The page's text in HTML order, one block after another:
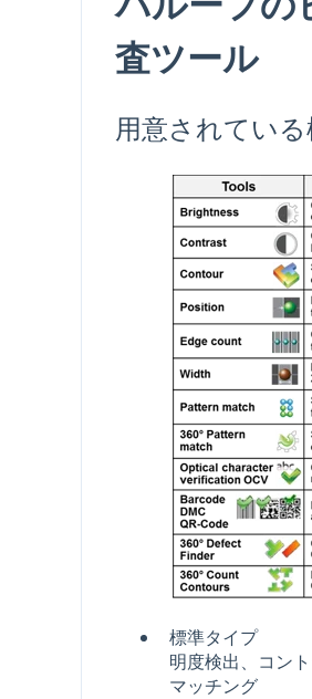
査ツール
用意されてい
標準タイプ
明度検出、コン
マッチング